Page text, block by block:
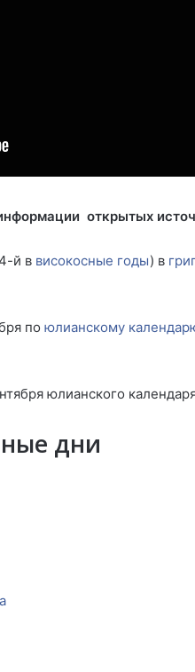
открытых
й в високосные годы) в
по юлианскому
юлианского
дни